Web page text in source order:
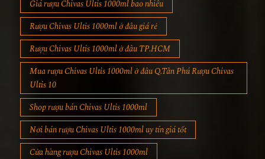
Giá rượu Chivas Ultis 1000ml bao nhiêu
Rượu Chivas Ultis 1000ml ở đâu giá rẻ
Rượu Chivas Ultis 1000ml ở đâu TP.HCM
Mua rượu Chivas Ultis 1000ml ở đâu Q.Tân Phú Rượu Chivas
Ultis 10
Shop rượu bán Chivas Ultis 1000ml
Nơi bán rượu Chivas Ultis 1000ml uy tín giá tốt
Cửa hàng rượu Chivas Ultis 1000ml